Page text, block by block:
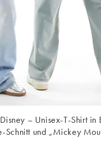
– Unisex-T-Shirt in
Schnitt und „Mickey